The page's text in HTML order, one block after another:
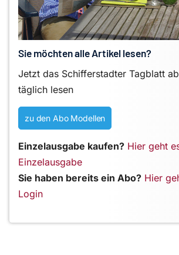
Sie möchten alle Artikel lesen?
Jetzt das Schifferstadter Tagblatt
täglich lesen
zu den Abo Modellen
Einzelausgabe kaufen? Hier geht
Einzelausgabe
Sie haben bereits ein Abo? Hier
Login